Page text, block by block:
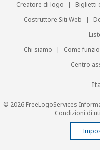
Creatore di logo | Biglietti
Costruttore Siti Web
|
Chi siamo
| Come
Centro
© 2026 FreeLogoServices
Condizioni di